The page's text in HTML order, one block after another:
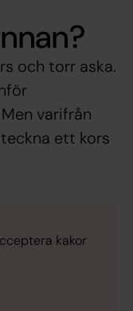
och torr aska.
varifrån
ett kors
kakor